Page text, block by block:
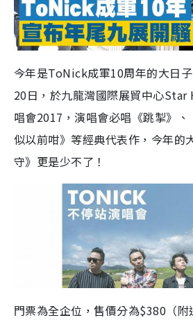
今年是ToNick成軍10周年的大日
20日，於九龍灣國際展貿中心Star
唱會2017 ，演唱會必唱《跳掣》
似以前咁》等經典代表作，今年的
守》更是少不了！
門票為全企位，售價分為$380（